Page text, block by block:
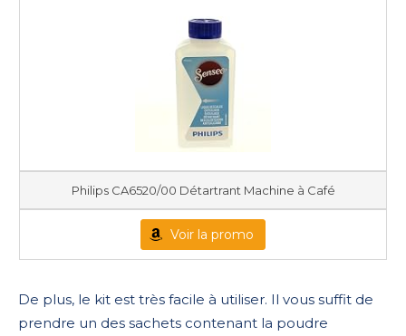
Philips CA6520/00 Détartrant Machine à Café
Voir la promo
De plus, le kit est très facile à utiliser. Il vous suffit de
prendre un des sachets contenant la poudre